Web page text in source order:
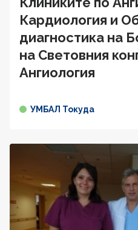
Кардиология и
диагностика на
на Световния
Ангиология
УМБАЛ Токуда